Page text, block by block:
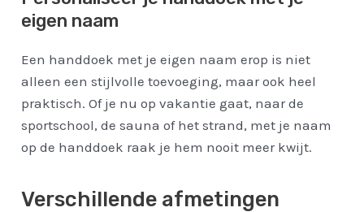
eigen naam
Een handdoek met je eigen naam erop is niet
alleen een stijlvolle toevoeging, maar ook heel
praktisch. Of je nu op vakantie gaat, naar de
sportschool, de sauna of het strand, met je naam
op de handdoek raak je hem nooit meer kwijt.
Verschillende afmetingen